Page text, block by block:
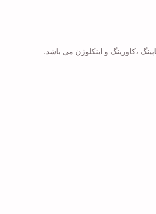
،کاورینگ و اینکلوژن می باشد.